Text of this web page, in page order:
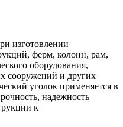
изготовлении
ферм, колонн, рам,
оборудования,
сооружений и других
уголок применяется в
надежность
к